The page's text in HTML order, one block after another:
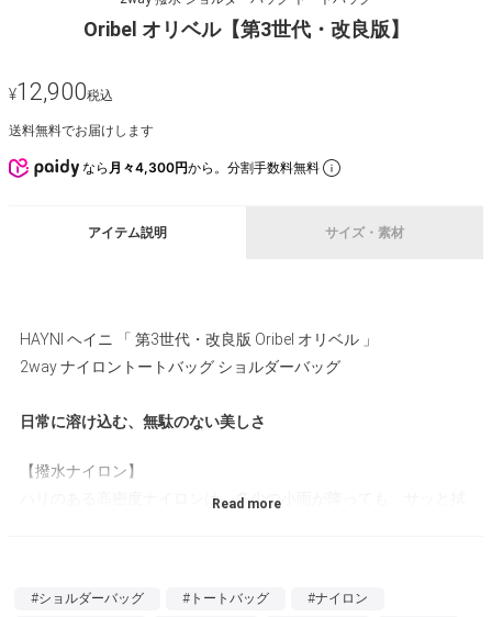
Oribel オリベル【第3世代・改良版】
¥12,900税込
送料無料でお届けします
なら 月々4,300円から。分割手数料無料
アイテム説明 サイズ・素材
HAYNI ヘイニ 「 第3世代・改良版 Oribel オリベル 」
2way ナイロントートバッグ ショルダーバッグ
日常に溶け込む、無駄のない美しさ
【撥水ナイロン】
ハリのある高密度ナイロンは、多少の小雨が降っても、サッと拭
【A4対応】
#ショルダーバッグ #トートバッグ
#ナイロン